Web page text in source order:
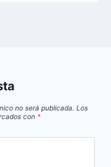
no será publicada. Los
con *